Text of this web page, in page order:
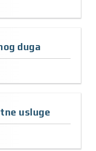
duga
usluge